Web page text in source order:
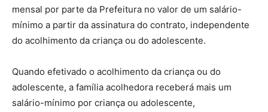
mensal por parte da Prefeitura no valor de um salário-
mínimo a partir da assinatura do contrato, independente
do acolhimento da criança ou do adolescente.
Quando efetivado o acolhimento da criança ou do
adolescente, a família acolhedora receberá mais um
salário-mínimo por criança ou adolescente,